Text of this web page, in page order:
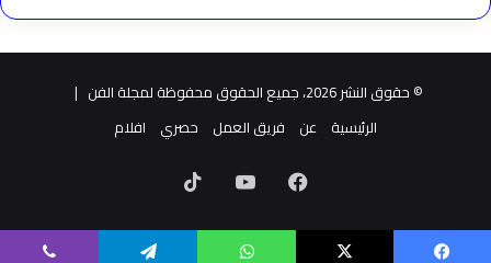
© حقوق النشر 2026، جميع الحقوق محفوظة لمجلة الفن |
الرئيسية
عن فريق العمل حصري افلام
فيسبوك‫YouTube